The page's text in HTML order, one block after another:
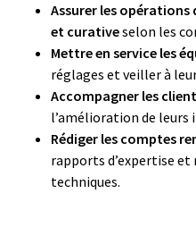
Assurer les
et curativeselon les
Mettre en service les
réglages et veiller à
Accompagner les
l’amélioration de
Rédiger les comptes
rapports d’expertise
techniques.